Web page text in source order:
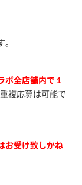
ボ全店舗内で１
複応募は可能で
お受け致しかね